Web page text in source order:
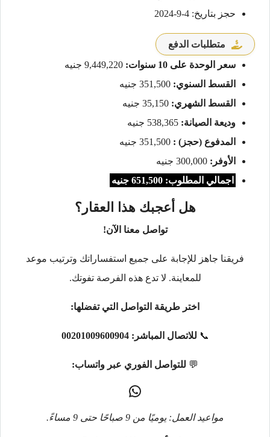
حجز بتاريخ: 4-9-2024
متطلبات الدفع
سعر الوحدة على 10 سنوات:
القسط السنوي:
القسط الشهري:
وديعة الصيانة:
المدفوع (حجز) :
الأوفر:
اجمالي المطلوب: 651,500 جنيه
هل أعجبك هذا العقار؟
تواصل معنا الآن!
فريقنا جاهز للإجابة على جميع استفساراتك وترتيب موعد
للمعاينة. لا تدع هذه الفرصة تفوتك.
اختر طريقة التواصل التي تفضلها:
📞 للاتصال المباشر: 00201009600904
💬 للتواصل الفوري عبر واتساب:
مواعيد العمل: يوميًا من 9 صباحًا حتى 9 مساءً.